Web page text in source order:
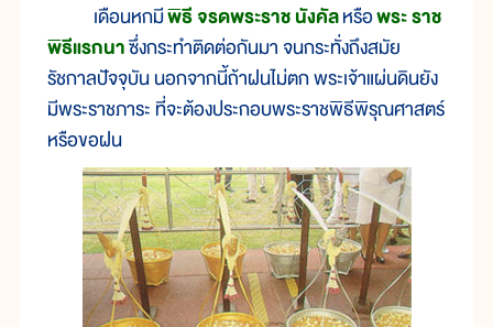
เดือนหกมีพิธี จรดพระราช นังคัลหรือพระ ราช
พิธีแรกนาซึ่งกระทำติดต่อกันมา จนกระทั่งถึงสมัย
รัชกาลปัจจุบัน นอกจากนี้ถ้าฝนไม่ตก พระเจ้าแผ่นดินยัง
มีพระราชภาระ ที่จะต้องประกอบพระราชพิธีพิรุณศาสตร์
หรือขอฝน